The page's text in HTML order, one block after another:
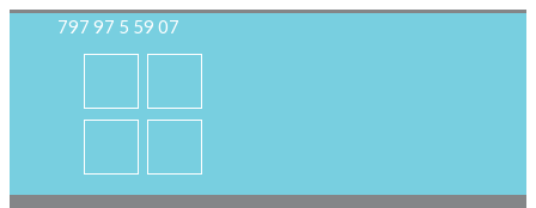
797 97 5 59 07